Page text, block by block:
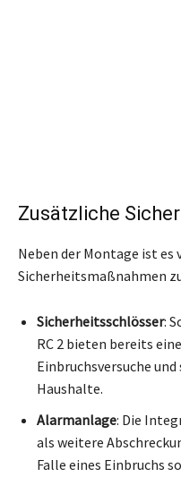
Zusätzliche
Neben der Montage ist
Sicherheitsmaßnahmen
Sicherheitsschlösser:
RC 2 bieten bereits
Einbruchsversuche
Haushalte.
Alarmanlage: Die
als weitere
Falle eines Einbruchs